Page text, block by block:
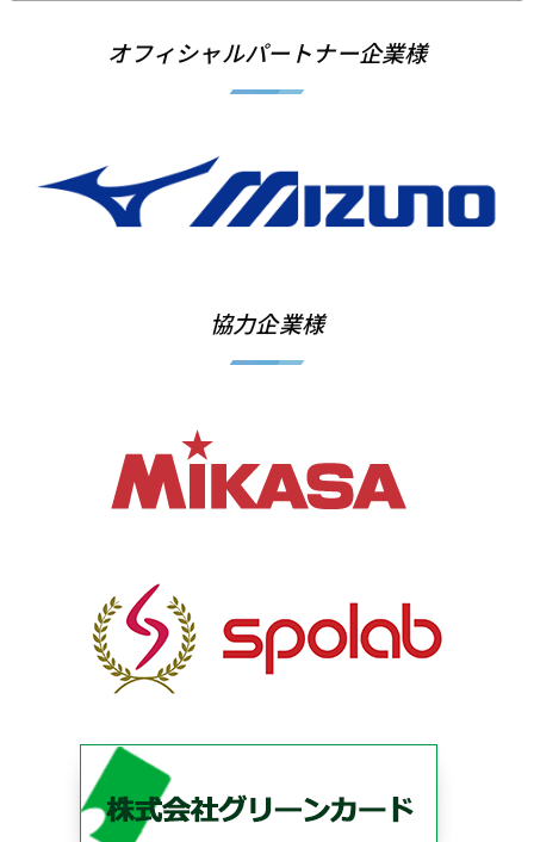
オフィシャルパートナー企業様
協力企業様